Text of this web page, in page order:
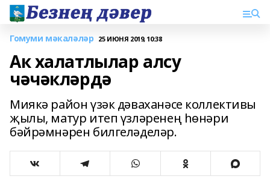
Гомуми мәкаләләр 25 ИЮНЯ 2019, 10:38
Ак халатлылар алсу
чәчәкләрдә
Миякә район үзәк дәваханәсе коллективы
җылы, матур итеп үзләренең һөнәри
бәйрәмнәрен билгеләделәр.